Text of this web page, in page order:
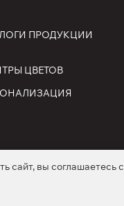
ПРОДУКЦИИ
ЦВЕТОВ
сайт, вы соглашаетесь с